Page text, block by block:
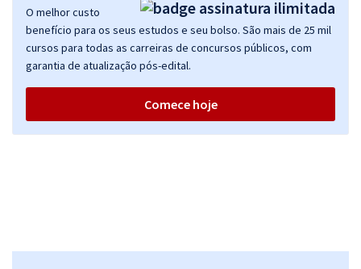
O melhor custo
benefício para os seus estudos e seu bolso. São mais de 25 mil
cursos para todas as carreiras de concursos públicos, com
garantia de atualização pós-edital.
Comece hoje